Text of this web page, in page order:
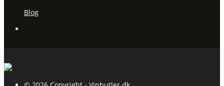
Blog